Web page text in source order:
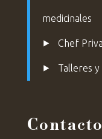
medicinales
⯈ Chef
⯈ Talleres y
Contacto